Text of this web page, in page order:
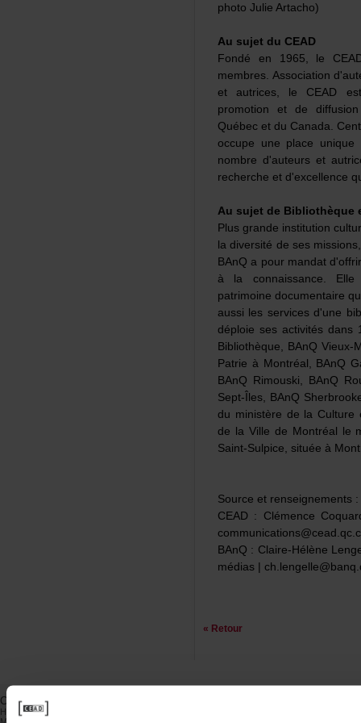
photoJulieArtacho)
AusujetduCEAD
Sept-
Saint-
Sourceetrenseignements:
BAnQ:Claire-
médias|
«Retour
CEAD
Historique